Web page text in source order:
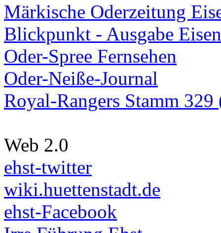
Märkische Oderzeitung
Blickpunkt - Ausgabe
Oder-Spree Fernsehen
Oder-Neiße-Journal
Royal-Rangers Stamm
Web 2.0
ehst-twitter
wiki.huettenstadt.de
ehst-Facebook